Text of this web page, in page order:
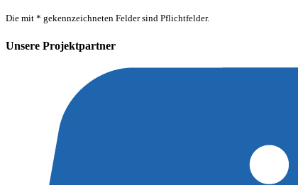
Die mit * gekennzeichneten Felder sind Pflichtfelder.
Unsere Projektpartner